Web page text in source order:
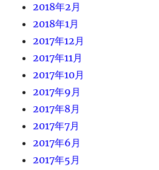
2018年2月
2018年1月
2017年12月
2017年11月
2017年10月
2017年9月
2017年8月
2017年7月
2017年6月
2017年5月